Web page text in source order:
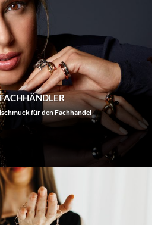
für den Fachhandel